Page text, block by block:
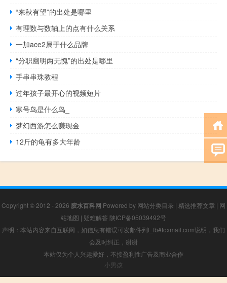
“来秋有望”的出处是哪里
有理数与数轴上的点有什么关系
一加ace2属于什么品牌
“分职幽明两无愧”的出处是哪里
手串串珠教程
过年孩子最开心的视频短片
寒号鸟是什么鸟_
梦幻西游怎么赚现金
12斤的龟有多大年龄
Copyright © 2012 - 2026 胶水百科网 Powered by 网站分类目录 | 精选推荐文章 | 网
站地图 | 疑难解答 陕ICP备05039492号
声明：本站内容来自互联网，如信息有错误可发邮件到f_fb#foxmail.com说明，我们
会及时纠正，谢谢
本站仅为个人兴趣爱好，不接盈利性广告及商业合作
小男孩